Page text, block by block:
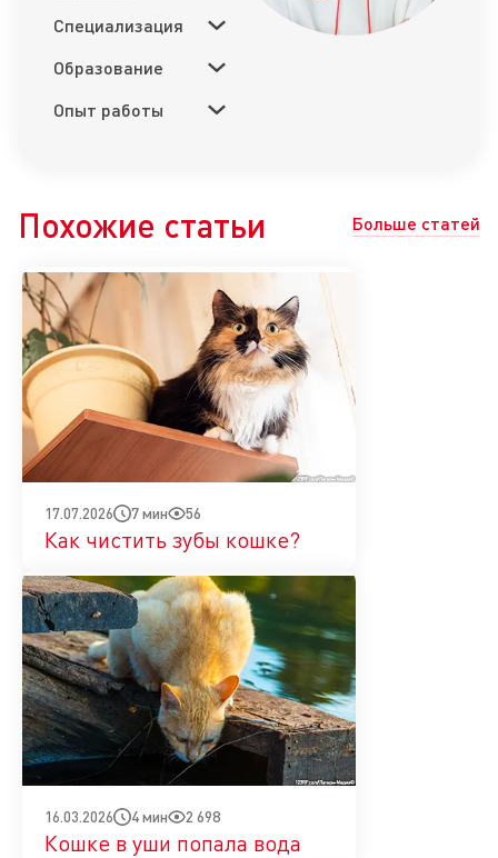
Специализация
Образование
Опыт работы
Похожие статьи Больше статей
17.07.2026 7 мин 56
Как чистить зубы кошке?
16.03.2026 4 мин 2 698
Кошке в уши попала вода